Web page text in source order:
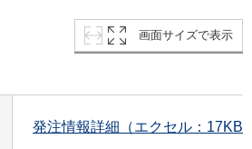
画面サイズで表示
発注情報詳細（エクセル：17KB